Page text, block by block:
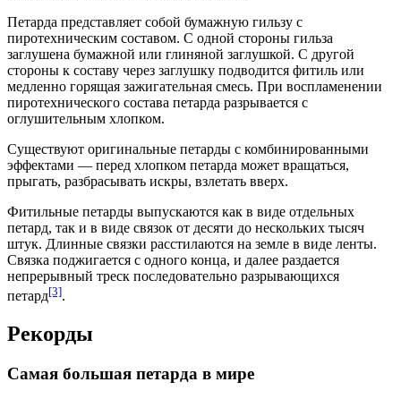
Петарда представляет собой бумажную гильзу с
пиротехническим составом. С одной стороны гильза
заглушена бумажной или глиняной заглушкой. С другой
стороны к составу через заглушку подводится фитиль или
медленно горящая зажигательная смесь. При воспламенении
пиротехнического состава петарда разрывается с
оглушительным хлопком.
Существуют оригинальные петарды с комбинированными
эффектами — перед хлопком петарда может вращаться,
прыгать, разбрасывать искры, взлетать вверх.
Фитильные петарды выпускаются как в виде отдельных
петард, так и в виде связок от десяти до нескольких тысяч
штук. Длинные связки расстилаются на земле в виде ленты.
Связка поджигается с одного конца, и далее раздается
непрерывный треск последовательно разрывающихся
петард[3].
Рекорды
Самая большая петарда в мире